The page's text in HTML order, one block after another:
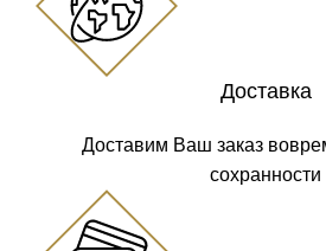
Доставка
Доставим Ваш заказ
сохранности